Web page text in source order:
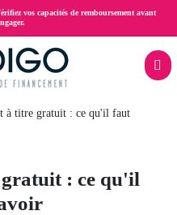
vos capacités de remboursement avant
à titre gratuit : ce qu'il faut
: ce qu'il